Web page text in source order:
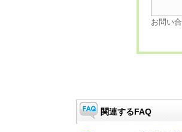
お問い
関連するFAQ